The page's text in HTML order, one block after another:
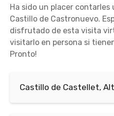
Ha sido un placer contarles
Castillo de Castronuevo.
disfrutado de esta visita
visitarlo en persona si
Pronto!
Castillo de Castellet,